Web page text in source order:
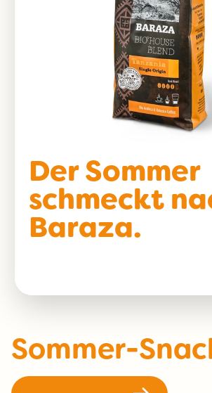
Der Sommer
schmeckt
Baraza.
Sommer-